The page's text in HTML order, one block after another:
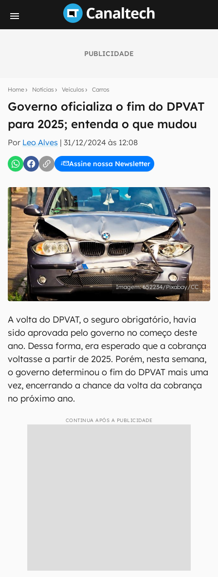
PUBLICIDADE
Home Notícias Veículos Carros
Governo oficializa o fim do DPVAT
para 2025; entenda o que mudou
Por Leo Alves | 31/12/2024 às 12:08
Assine nossa Newsletter
notícias e reviews sobre tecnologia em primeira
E-mail
inscreva-se
Confirmo que li, aceito e concordo com os Termos de
Uso e Política de Privacidade do Canaltech.
652234/Pixabay/CC
A volta do DPVAT, o seguro obrigatório, havia
sido aprovada pelo governo no começo deste
ano. Dessa forma, era esperado que a cobrança
voltasse a partir de 2025. Porém, nesta semana,
o governo determinou o fim do DPVAT mais uma
vez, encerrando a chance da volta da cobrança
no próximo ano.
CONTINUA APÓS A PUBLICIDADE